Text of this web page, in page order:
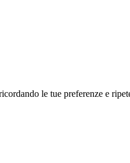
le tue preferenze e